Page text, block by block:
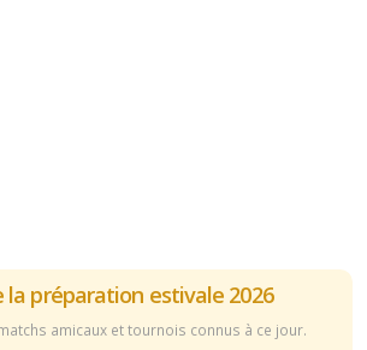
préparation estivale 2026
amicaux et tournois connus à ce jour.